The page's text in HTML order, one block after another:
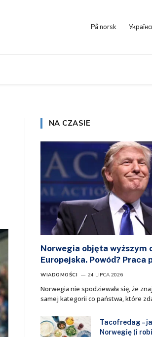
På norsk
NA CZASIE
Norwegia objęta wyższym
Europejska. Powód? Praca
WIADOMOŚCI 24 LIPCA 2026
Norwegia nie spodziewała się, że
samej kategorii co państwa, które
Tacofredag –
Norwegię (i